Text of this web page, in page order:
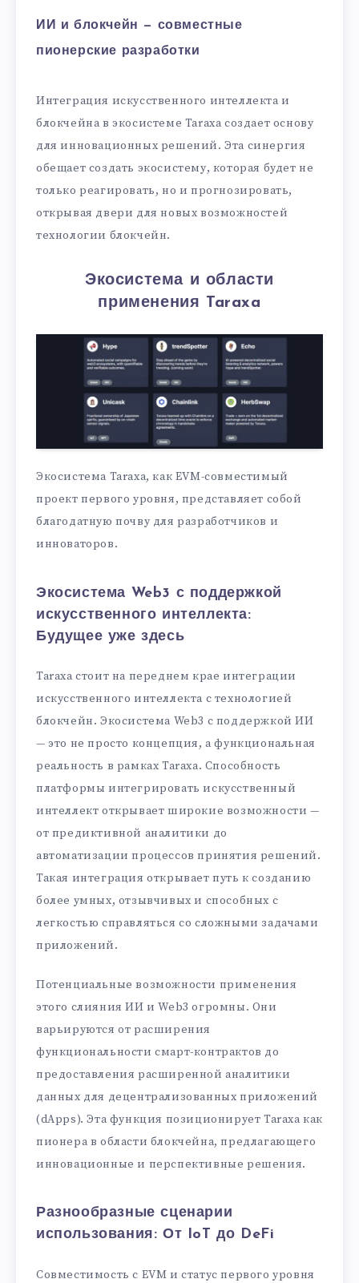
ИИ и блокчейн — совместные
пионерские разработки
Интеграция искусственного интеллекта и
блокчейна в экосистеме Taraxa создает основу
для инновационных решений. Эта синергия
обещает создать экосистему, которая будет не
только реагировать, но и прогнозировать,
открывая двери для новых возможностей
технологии блокчейн.
Экосистема и области
применения Taraxa
Экосистема Taraxa, как EVM-совместимый
проект первого уровня, представляет собой
благодатную почву для разработчиков и
инноваторов.
Экосистема Web3 с поддержкой
искусственного интеллекта:
Будущее уже здесь
Taraxa стоит на переднем крае интеграции
искусственного интеллекта с технологией
блокчейн. Экосистема Web3 с поддержкой ИИ
— это не просто концепция, а функциональная
реальность в рамках Taraxa. Способность
платформы интегрировать искусственный
интеллект открывает широкие возможности —
от предиктивной аналитики до
автоматизации процессов принятия решений.
Такая интеграция открывает путь к созданию
более умных, отзывчивых и способных с
легкостью справляться со сложными задачами
приложений.
Потенциальные возможности применения
этого слияния ИИ и Web3 огромны. Они
варьируются от расширения
функциональности смарт-контрактов до
предоставления расширенной аналитики
данных для децентрализованных приложений
(dApps). Эта функция позиционирует Taraxa как
пионера в области блокчейна, предлагающего
инновационные и перспективные решения.
Разнообразные сценарии
использования: От IoT до DeFi
Совместимость с EVM и статус первого уровня